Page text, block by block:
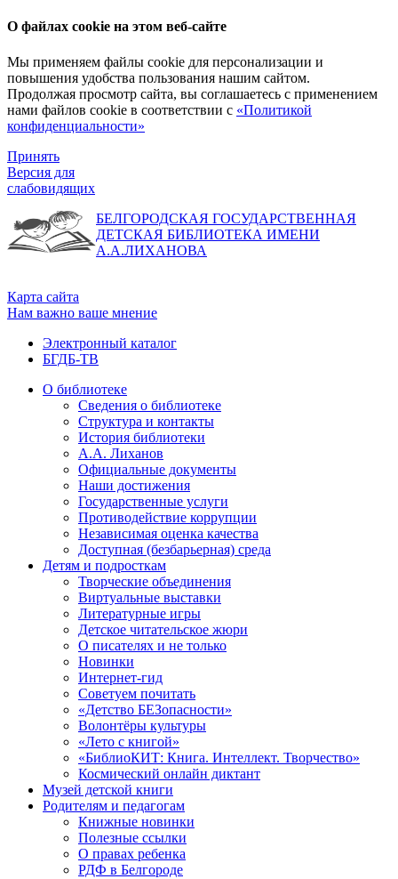
О файлах cookie на этом веб-сайте
Мы применяем файлы cookie для персонализации и
повышения удобства пользования нашим сайтом.
Продолжая просмотр сайта, вы соглашаетесь с применением
нами файлов cookie в соответствии с «Политикой
конфиденциальности»
Принять
Версия для
слабовидящих
БЕЛГОРОДСКАЯ ГОСУДАРСТВЕННАЯ
ДЕТСКАЯ БИБЛИОТЕКА ИМЕНИ
А.А.ЛИХАНОВА
Карта сайта
Нам важно ваше мнение
Электронный каталог
БГДБ-ТВ
О библиотеке
Сведения о библиотеке
Структура и контакты
История библиотеки
А.А. Лиханов
Официальные документы
Наши достижения
Государственные услуги
Противодействие коррупции
Независимая оценка качества
Доступная (безбарьерная) среда
Детям и подросткам
Творческие объединения
Виртуальные выставки
Литературные игры
Детское читательское жюри
О писателях и не только
Новинки
Интернет-гид
Советуем почитать
«Детство БЕЗопасности»
Волонтёры культуры
«Лето с книгой»
«БиблиоКИТ: Книга. Интеллект. Творчество»
Космический онлайн диктант
Музей детской книги
Родителям и педагогам
Книжные новинки
Полезные ссылки
О правах ребенка
РДФ в Белгороде